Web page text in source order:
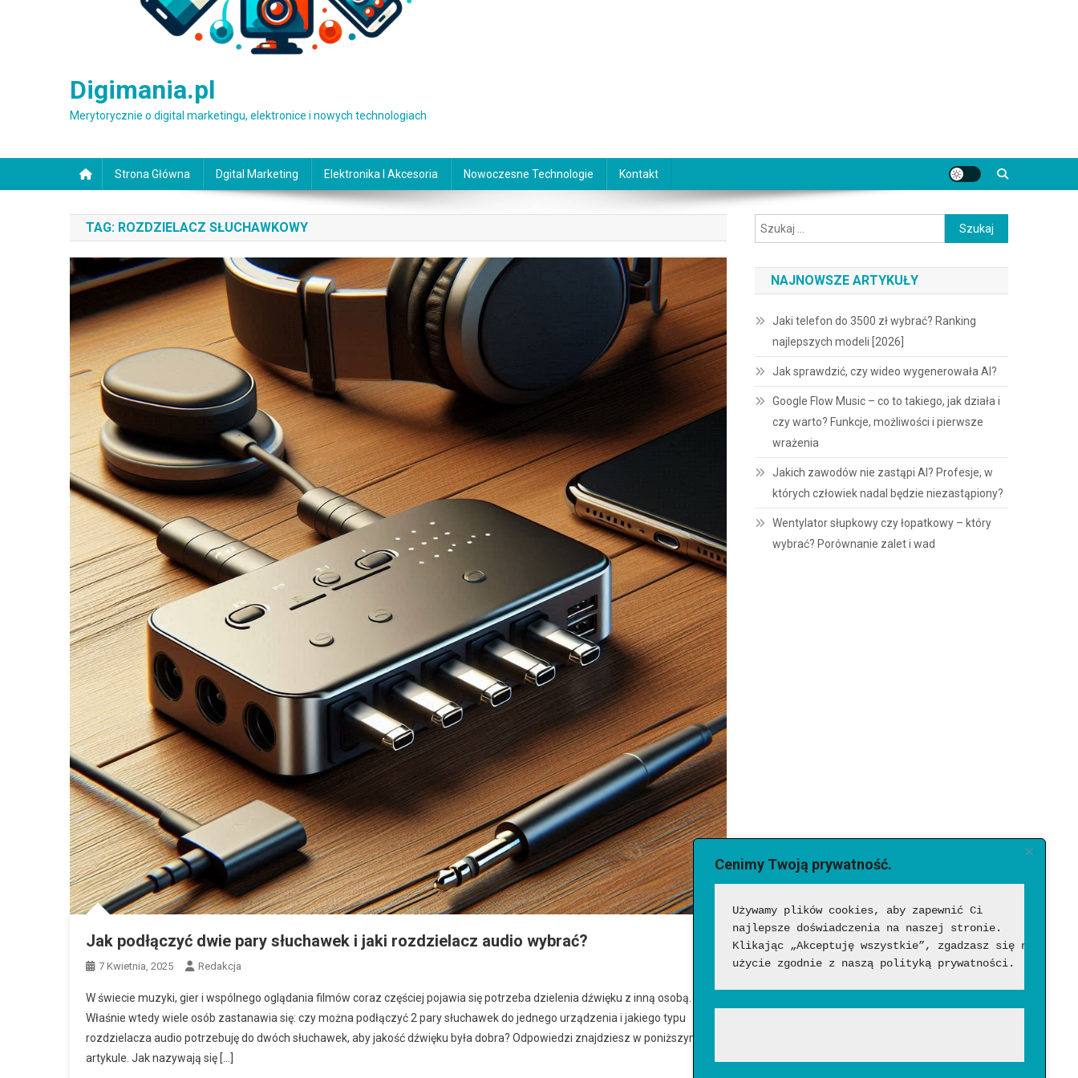
Cenimy Twoją prywatność.
Używamy plików cookies, aby zapewnić Ci
najlepsze doświadczenia na naszej stronie.
Klikając „Akceptuję wszystkie”, zgadzasz się na ich
użycie zgodnie z naszą polityką prywatności.
Digimania.pl
Merytorycznie o digital marketingu, elektronice i nowych technologiach
Strona Główna Dgital Marketing Elektronika I Akcesoria Nowoczesne Technologie Kontakt
TAG: ROZDZIELACZ SŁUCHAWKOWY
Jak podłączyć dwie pary słuchawek i jaki rozdzielacz audio wybrać?
7 Kwietnia, 2025 Redakcja
W świecie muzyki, gier i wspólnego oglądania filmów coraz częściej pojawia się potrzeba dzielenia dźwięku z inną osobą.
Właśnie wtedy wiele osób zastanawia się: czy można podłączyć 2 pary słuchawek do jednego urządzenia i jakiego typu
rozdzielacza audio potrzebuję do dwóch słuchawek, aby jakość dźwięku była dobra? Odpowiedzi znajdziesz w poniższym
artykule. Jak nazywają się […]
Szukaj:
NAJNOWSZE ARTYKUŁY
Jaki telefon do 3500 zł wybrać? Ranking
najlepszych modeli [2026]
Jak sprawdzić, czy wideo wygenerowała AI?
Google Flow Music – co to takiego, jak działa i
czy warto? Funkcje, możliwości i pierwsze
wrażenia
Jakich zawodów nie zastąpi AI? Profesje, w
których człowiek nadal będzie niezastąpiony?
Wentylator słupkowy czy łopatkowy – który
wybrać? Porównanie zalet i wad